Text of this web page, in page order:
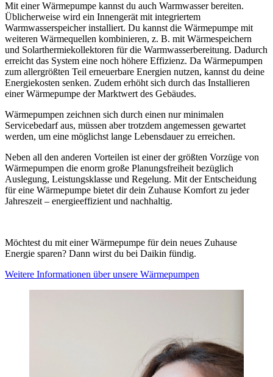
Mit einer Wärmepumpe kannst du auch Warmwasser bereiten.
Üblicherweise wird ein Innengerät mit integriertem
Warmwasserspeicher installiert. Du kannst die Wärmepumpe mit
weiteren Wärmequellen kombinieren, z. B. mit Wärmespeichern
und Solarthermiekollektoren für die Warmwasserbereitung. Dadurch
erreicht das System eine noch höhere Effizienz. Da Wärmepumpen
zum allergrößten Teil erneuerbare Energien nutzen, kannst du deine
Energiekosten senken. Zudem erhöht sich durch das Installieren
einer Wärmepumpe der Marktwert des Gebäudes.
Wärmepumpen zeichnen sich durch einen nur minimalen
Servicebedarf aus, müssen aber trotzdem angemessen gewartet
werden, um eine möglichst lange Lebensdauer zu erreichen.
Neben all den anderen Vorteilen ist einer der größten Vorzüge von
Wärmepumpen die enorm große Planungsfreiheit bezüglich
Auslegung, Leistungsklasse und Regelung. Mit der Entscheidung
für eine Wärmepumpe bietet dir dein Zuhause Komfort zu jeder
Jahreszeit – energieeffizient und nachhaltig.
Möchtest du mit einer Wärmepumpe für dein neues Zuhause
Energie sparen? Dann wirst du bei Daikin fündig.
Weitere Informationen über unsere Wärmepumpen